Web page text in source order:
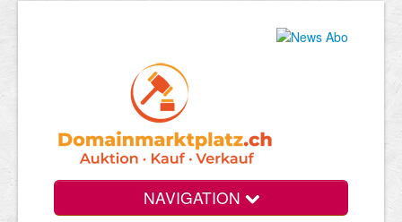
NAVIGATION